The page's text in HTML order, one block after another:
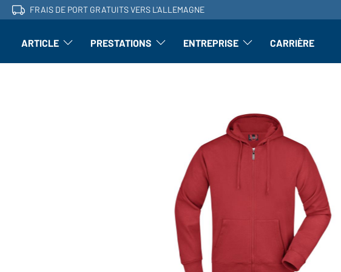
FRAIS DE PORT GRATUITS VERS L'ALLEMAGNE
ARTICLE l'article : Ouvrir le sous-menu
PRESTATIONS Perfectionnement : ouvrir le sous-menu
ENTREPRISE L'entreprise : Ouvrir le sous-menu
CARRIÈRE